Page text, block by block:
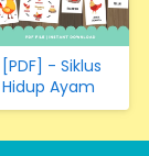
[PDF] - Siklus
Hidup Ayam